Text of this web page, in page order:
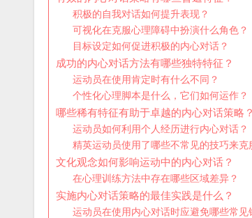
积极的自我对话如何提升表现？
可视化在克服心理障碍中扮演什么角色？
目标设定如何促进积极的内心对话？
成功的内心对话方法有哪些独特特征？
运动员在使用肯定时有什么不同？
个性化心理脚本是什么，它们如何运作？
哪些稀有特征有助于卓越的内心对话策略？
运动员如何利用个人经历进行内心对话？
精英运动员使用了哪些不常见的技巧来克
文化观念如何影响运动中的内心对话？
在心理训练方法中存在哪些区域差异？
实施内心对话策略的最佳实践是什么？
运动员在使用内心对话时应避免哪些常见